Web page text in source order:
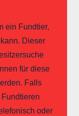
ein Fundtier,
Dieser
für diese
Falls
oder